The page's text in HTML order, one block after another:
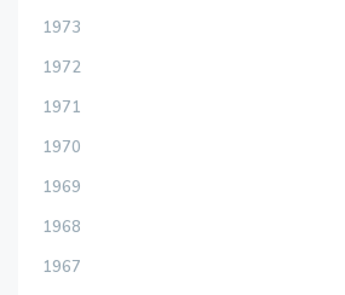
1973
1972
1971
1970
1969
1968
1967